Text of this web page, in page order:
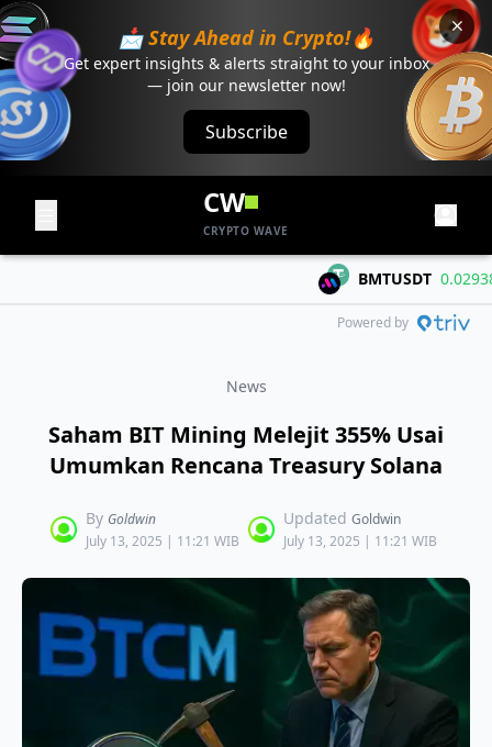
📩 Stay Ahead in Crypto!🔥
Get expert insights & alerts straight to your inbox
— join our newsletter now!
Subscribe
CW
CRYPTO WAVE
BMTUSDT 0.02938
Powered by
News
Saham BIT Mining Melejit 355% Usai
Umumkan Rencana Treasury Solana
By Goldwin
July 13, 2025 | 11:21 WIB
Updated Goldwin
July 13, 2025 | 11:21 WIB